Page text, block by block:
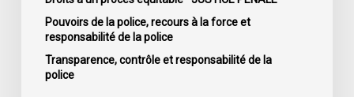
Pouvoirs de la police, recours à la force et
responsabilité de la police
Transparence, contrôle et responsabilité de la
police
fautes
professionnelles